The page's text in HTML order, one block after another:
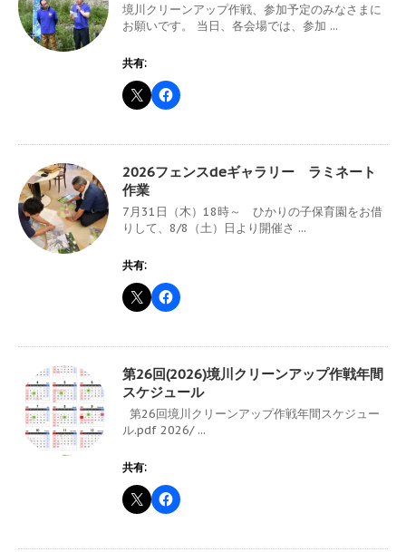
境川クリーンアップ作戦、参加予定のみなさまに
お願いです。 当日、各会場では、参加 ...
共有:
2026フェンスdeギャラリー ラミネート
作業
7月31日（木）18時～ ひかりの子保育園をお借
りして、8/8（土）日より開催さ ...
共有:
第26回(2026)境川クリーンアップ作戦年間
スケジュール
第26回境川クリーンアップ作戦年間スケジュー
ル.pdf 2026/ ...
共有: